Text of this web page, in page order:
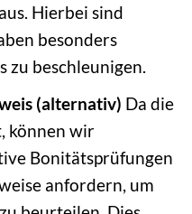
Hierbei sind
besonders
zu beschleunigen.
(alternativ) Da die
können wir
Bonitätsprüfungen
anfordern, um